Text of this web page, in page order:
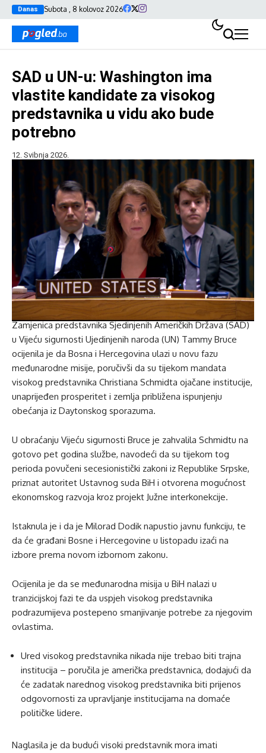
Danas Subota , 8 kolovoz 2026
SAD u UN-u: Washington ima
vlastite kandidate za visokog
predstavnika u vidu ako bude
potrebno
12. Svibnja 2026.
Zamjenica predstavnika Sjedinjenih Američkih Država (SAD)
u Vijeću sigurnosti Ujedinjenih naroda (UN) Tammy Bruce
ocijenila je da Bosna i Hercegovina ulazi u novu fazu
međunarodne misije, poručivši da su tijekom mandata
visokog predstavnika Christiana Schmidta ojačane institucije,
unaprijeđen prosperitet i zemlja približena ispunjenju
obećanja iz Daytonskog sporazuma.
U obraćanju Vijeću sigurnosti Bruce je zahvalila Schmidtu na
gotovo pet godina službe, navodeći da su tijekom tog
perioda povučeni secesionistički zakoni iz Republike Srpske,
priznat autoritet Ustavnog suda BiH i otvorena mogućnost
ekonomskog razvoja kroz projekt Južne interkonekcije.
Istaknula je i da je Milorad Dodik napustio javnu funkciju, te
da će građani Bosne i Hercegovine u listopadu izaći na
izbore prema novom izbornom zakonu.
Ocijenila je da se međunarodna misija u BiH nalazi u
tranzicijskoj fazi te da uspjeh visokog predstavnika
podrazumijeva postepeno smanjivanje potrebe za njegovim
ovlastima.
Ured visokog predstavnika nikada nije trebao biti trajna
institucija – poručila je američka predstavnica, dodajući da
će zadatak narednog visokog predstavnika biti prijenos
odgovornosti za upravljanje institucijama na domaće
političke lidere.
Naglasila je da budući visoki predstavnik mora imati